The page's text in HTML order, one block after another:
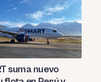
suma nuevo